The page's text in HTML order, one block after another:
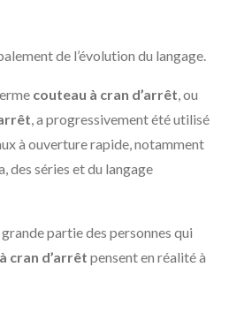
de l’évolution du langage.
couteau à cran d’arrêt , ou
, a progressivement été utilisé
à ouverture rapide, notamment
des séries et du langage
partie des personnes qui
cran d’arrêt pensent en réalité à